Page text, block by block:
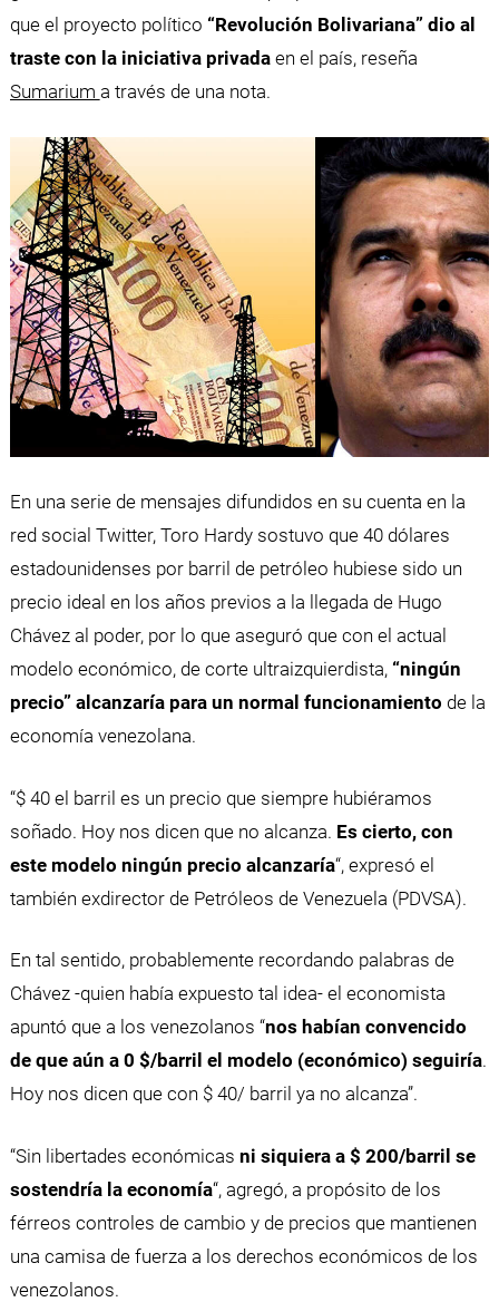
que el proyecto político “Revolución Bolivariana” dio al
traste con la iniciativa privadaen el país, reseña
Sumarium a través de una nota.
En una serie de mensajes difundidos en su cuenta en la
red social Twitter, Toro Hardy sostuvo que 40 dólares
estadounidenses por barril de petróleo hubiese sido un
precio ideal en los años previos a la llegada de Hugo
Chávez al poder, por lo que aseguró que con el actual
modelo económico, de corte ultraizquierdista, “ningún
precio” alcanzaría para un normal funcionamiento de la
economía venezolana.
“$ 40 el barril es un precio que siempre hubiéramos
soñado. Hoy nos dicen que no alcanza. Es cierto, con
este modelo ningún precio alcanzaría“, expresó el
también exdirector de Petróleos de Venezuela (PDVSA).
En tal sentido, probablemente recordando palabras de
Chávez -quien había expuesto tal idea- el economista
apuntó que a los venezolanos “nos habían convencido
de que aún a 0 $/barril el modelo (económico) seguiría.
Hoy nos dicen que con $ 40/ barril ya no alcanza”.
“Sin libertades económicas ni siquiera a $ 200/barril se
sostendría la economía“, agregó, a propósito de los
férreos controles de cambio y de precios que mantienen
una camisa de fuerza a los derechos económicos de los
venezolanos.